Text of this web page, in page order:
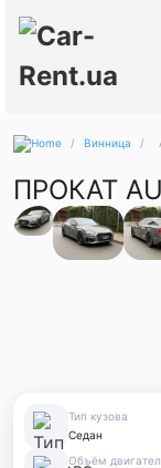
/ Винница /
ПРОКАТ
Тип кузова
Седан
Объём